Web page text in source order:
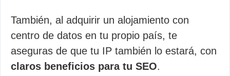
También, al adquirir un alojamiento con
centro de datos en tu propio país, te
aseguras de que tu IP también lo estará, con
claros beneficios para tu SEO.